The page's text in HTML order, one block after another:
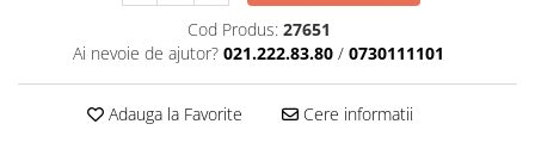
Povesti si povestiri
Carti in limba engleza
Carti pentru copii
Cod Produs: 27651
Ai nevoie de ajutor? 021.222.83.80 / 0730111101
Adauga la Favorite Cere informatii